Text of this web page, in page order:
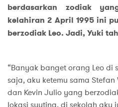
berdasarkan zodiak
kelahiran 2 April 1995 ini
berzodiak Leo. Jadi, Yuki
“Banyak banget orang Leo di
saja, aku ketemu sama
dan Kevin Julio yang